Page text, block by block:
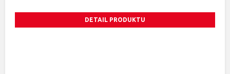
DETAIL PRODUKTU